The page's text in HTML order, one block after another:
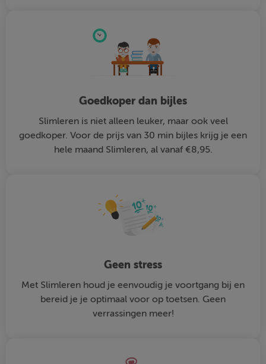
Goedkoper dan bijles
Slimleren is niet alleen leuker, maar ook veel
goedkoper. Voor de prijs van 30 min bijles krijg je een
hele maand Slimleren, al vanaf €8,95.
Geen stress
Met Slimleren houd je eenvoudig je voortgang bij en
bereid je je optimaal voor op toetsen. Geen
verrassingen meer!